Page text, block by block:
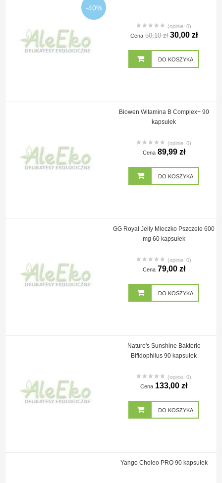
-40%
(opinie: 0)
Cena 50,10 zł30,00 zł
DO KOSZYKA
Biowen Witamina B Complex+ 90
kapsułek
(opinie: 0)
Cena 89,99 zł
DO KOSZYKA
GG Royal Jelly Mleczko Pszczele 600
mg 60 kapsułek
(opinie: 0)
Cena 79,00 zł
DO KOSZYKA
Nature's Sunshine Bakterie
Bifidophilus 90 kapsułek
(opinie: 0)
Cena 133,00 zł
DO KOSZYKA
Yango Choleo PRO 90 kapsułek